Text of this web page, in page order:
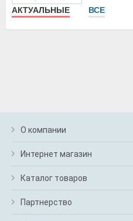
АКТУАЛЬНЫЕ
ВСЕ
О компании
Интернет магазин
Каталог товаров
Партнерство